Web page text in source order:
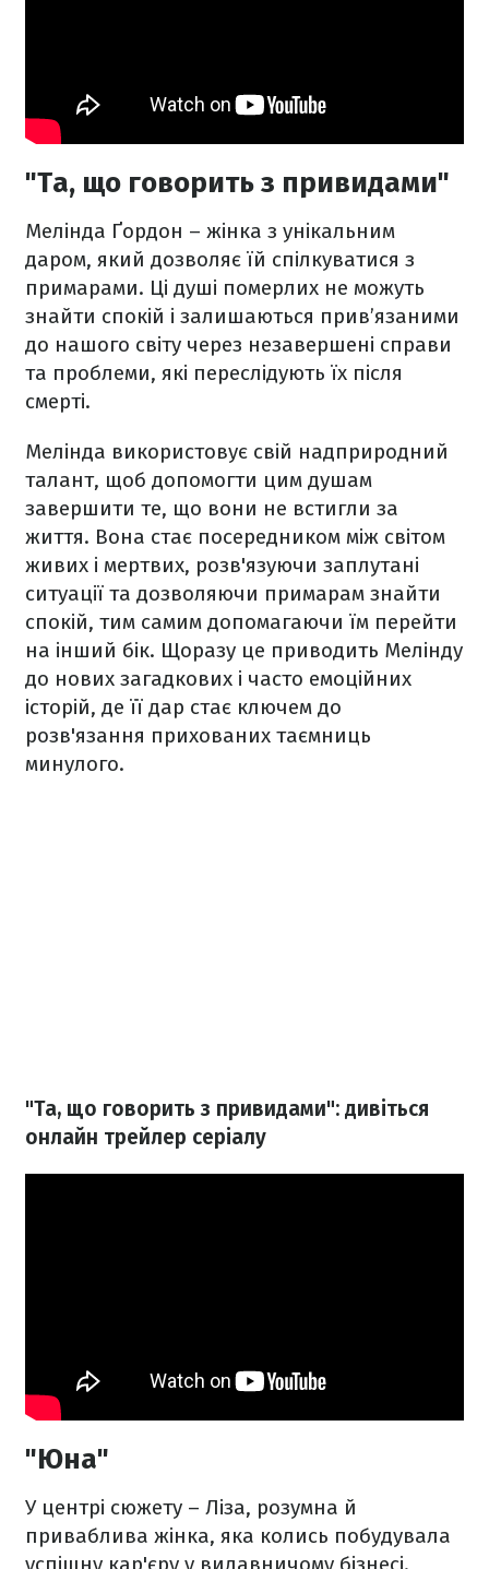
"Та, що говорить з привидами"
Мелінда Ґордон – жінка з унікальним
даром, який дозволяє їй спілкуватися з
примарами. Ці душі померлих не можуть
знайти спокій і залишаються прив’язаними
до нашого світу через незавершені справи
та проблеми, які переслідують їх після
смерті.
Мелінда використовує свій надприродний
талант, щоб допомогти цим душам
завершити те, що вони не встигли за
життя. Вона стає посередником між світом
живих і мертвих, розв'язуючи заплутані
ситуації та дозволяючи примарам знайти
спокій, тим самим допомагаючи їм перейти
на інший бік. Щоразу це приводить Мелінду
до нових загадкових і часто емоційних
історій, де її дар стає ключем до
розв'язання прихованих таємниць
минулого.
"Та, що говорить з привидами": дивіться
онлайн трейлер серіалу
"Юна"
У центрі сюжету – Ліза, розумна й
приваблива жінка, яка колись побудувала